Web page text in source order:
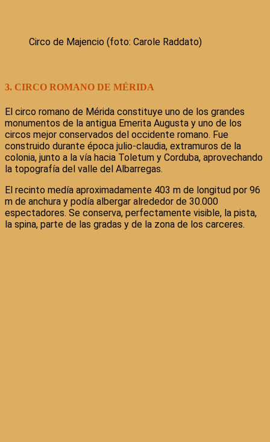
Circo de Majencio (foto: Carole Raddato)
3. CIRCO ROMANO DE MÉRIDA
El circo romano de Mérida constituye uno de los grandes
monumentos de la antigua Emerita Augusta y uno de los
circos mejor conservados del occidente romano. Fue
construido durante época julio-claudia, extramuros de la
colonia, junto a la vía hacia Toletum y Corduba, aprovechando
la topografía del valle del Albarregas.
El recinto medía aproximadamente 403 m de longitud por 96
m de anchura y podía albergar alrededor de 30.000
espectadores. Se conserva, perfectamente visible, la pista,
la spina, parte de las gradas y de la zona de los carceres.